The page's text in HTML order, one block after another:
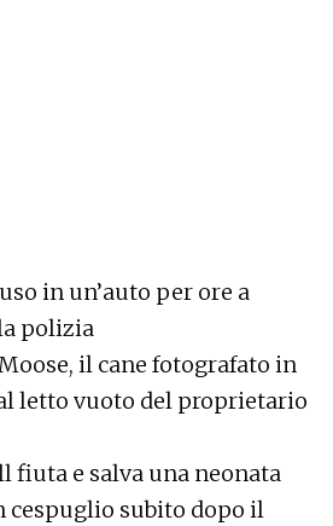
in un’auto per ore a
polizia
il cane fotografato in
letto vuoto del proprietario
fiuta e salva una neonata
cespuglio subito dopo il